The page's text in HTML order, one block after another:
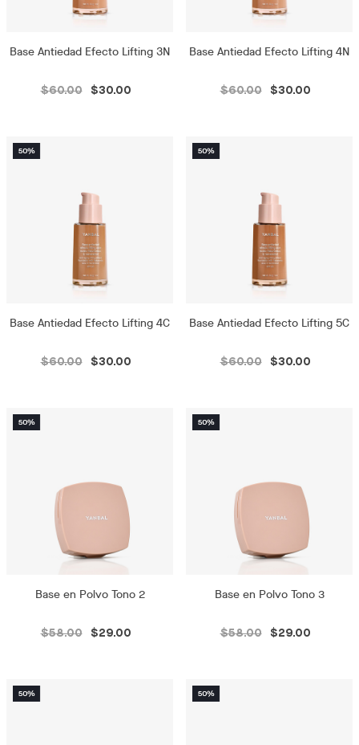
Base Antiedad Efecto Lifting 3N
$60.00 $30.00
Base Antiedad Efecto Lifting 4N
$60.00 $30.00
Base Antiedad Efecto Lifting 4C
$60.00 $30.00
Base Antiedad Efecto Lifting 5C
$60.00 $30.00
Base en Polvo Tono 2
$58.00 $29.00
Base en Polvo Tono 3
$58.00 $29.00